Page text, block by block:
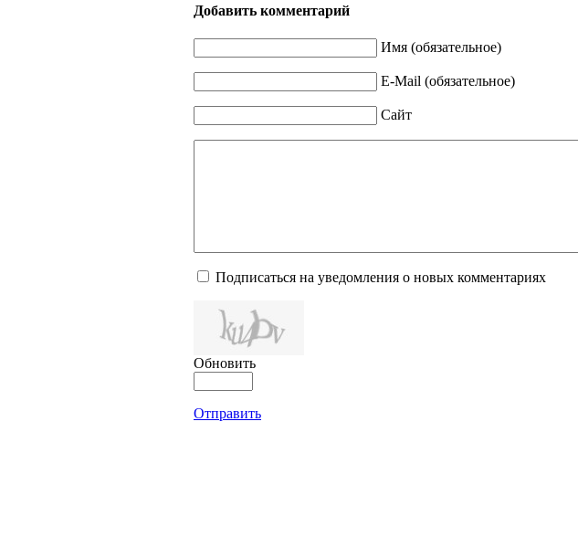
Добавить комментарий
Имя (обязательное)
E-Mail (обязательное)
Сайт
Подписаться на уведомления о новых комментариях
Обновить
Отправить